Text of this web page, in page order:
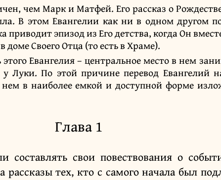
чем Марк и Матфей. Его рассказ о
В этом Евангелии как ни в одном другом
эпизод из Его детства, когда Он
Своего Отца (то есть в Храме).
Евангелия – центральное место в нем
Луки. По этой причине перевод Евангелий
в наиболее емкой и доступной форме
Глава 1
составлять свои повествования о
тех, кто с самого начала был